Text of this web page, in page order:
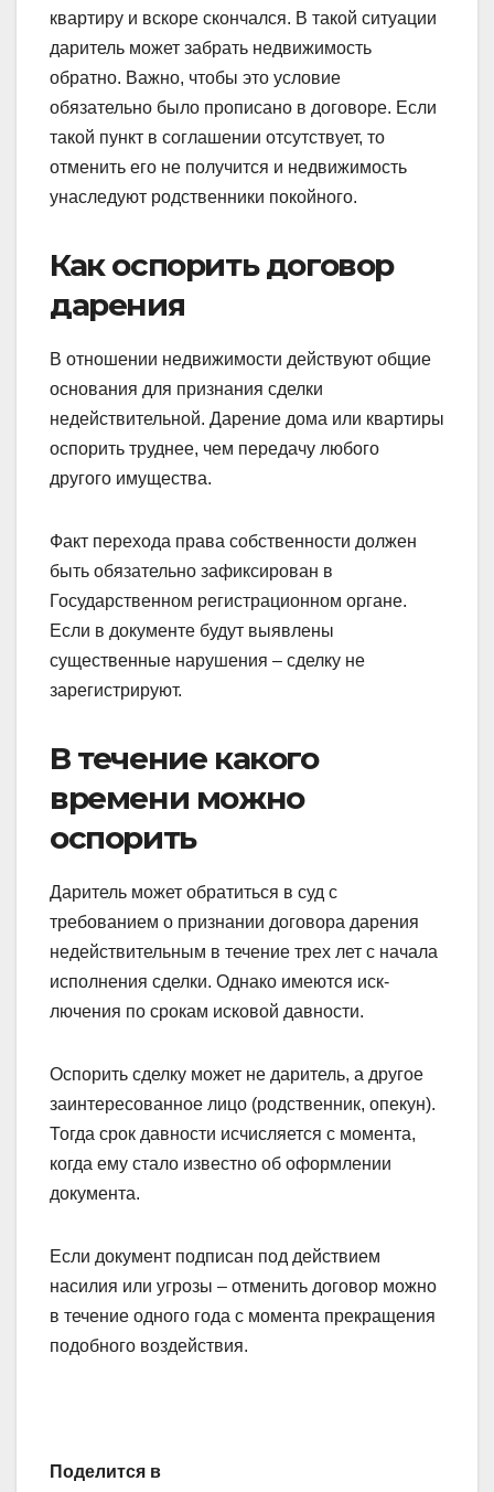
квартиру и вскоре скончался. В такой ситуации
даритель может забрать недвижимость
обратно. Важно, чтобы это условие
обязательно было прописано в договоре. Если
такой пункт в соглашении отсутствует, то
отменить его не получится и недвижимость
унаследуют родственники покойного.
Как оспорить договор
дарения
В отношении недвижимости действуют общие
основания для признания сделки
недействительной. Дарение дома или квартиры
оспорить труднее, чем передачу любого
другого имущества.
Факт перехода права собственности должен
быть обязательно зафиксирован в
Государственном регистрационном органе.
Если в документе будут выявлены
существенные нарушения – сделку не
зарегистрируют.
В течение какого
времени можно
оспорить
Даритель может обратиться в суд с
требованием о признании договора дарения
недействительным в течение трех лет с начала
исполнения сделки. Однако имеются иск­
лючения по срокам исковой давности.
Оспорить сделку может не даритель, а другое
заинтересованное лицо (родственник, опекун).
Тогда срок давности исчисляется с момента,
когда ему стало известно об оформлении
документа.
Если документ подписан под действием
насилия или угрозы – отменить договор можно
в течение одного года с момента прекращения
подобного воздействия.
Поделится в